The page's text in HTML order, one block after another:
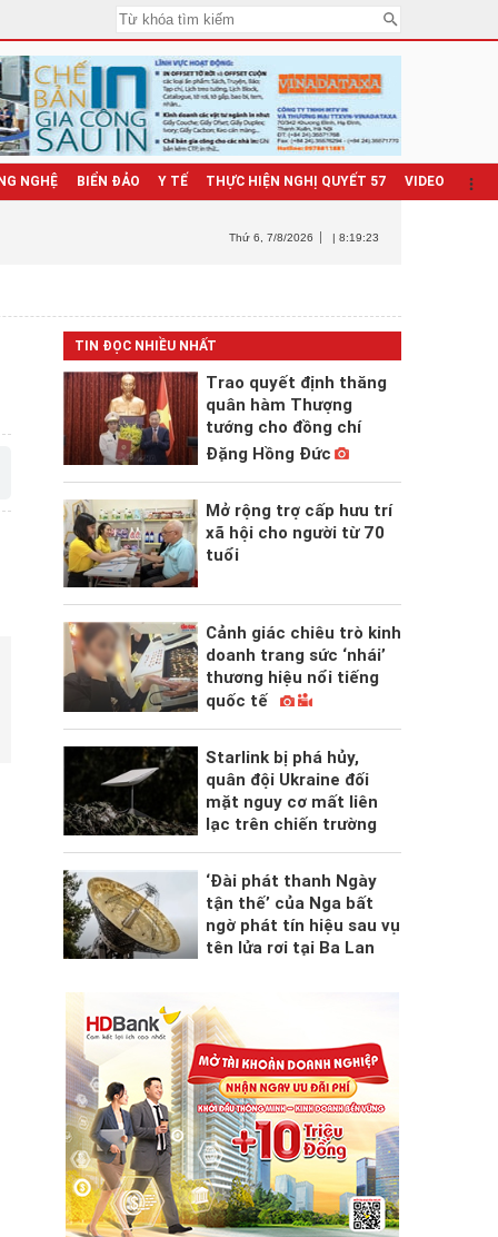
NGHỆ BIỂN ĐẢO Y TẾ THỰC HIỆN NGHỊ QUYẾT 57 VIDEO
Thứ 6 , 7/8/2026 | 8:19:24
TIN ĐỌC NHIỀU NHẤT
Trao quyết định thăng
quân hàm Thượng
tướng cho đồng chí
Đặng Hồng Đức
Mở rộng trợ cấp hưu trí
xã hội cho người từ 70
tuổi
Cảnh giác chiêu trò kinh
doanh trang sức ‘nhái’
thương hiệu nổi tiếng
quốc tế
Starlink bị phá hủy,
quân đội Ukraine đối
mặt nguy cơ mất liên
lạc trên chiến trường
‘Đài phát thanh Ngày
tận thế’ của Nga bất
ngờ phát tín hiệu sau vụ
tên lửa rơi tại Ba Lan